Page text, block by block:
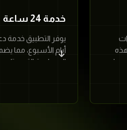
مما
خدمة 24 ساعة
يوفر التطبيق خدمة
أيام الأسبوع، مما
المساعدة التي